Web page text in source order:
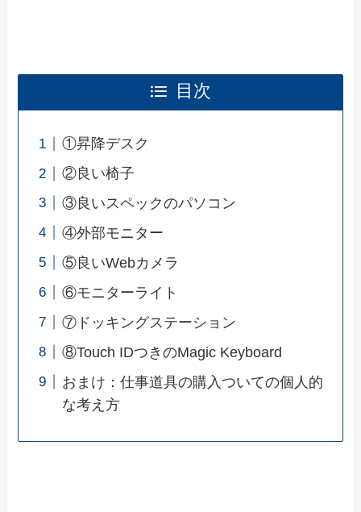
目次
①昇降デスク
②良い椅子
③良いスペックのパソコン
④外部モニター
⑤良いWebカメラ
⑥モニターライト
⑦ドッキングステーション
⑧Touch IDつきのMagic Keyboard
おまけ：仕事道具の購入ついての個人的
な考え方